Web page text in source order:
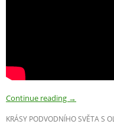
Continue reading →
KRÁSY PODVODNÍHO SVĚTA S